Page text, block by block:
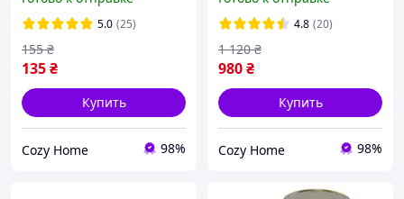
5.0 (25)
135₴
155 ₴
Купить
Cozy Home 98%
пачок(500кришок) опт
4.8 (20)
980₴
1 120 ₴
Купить
Cozy Home 98%